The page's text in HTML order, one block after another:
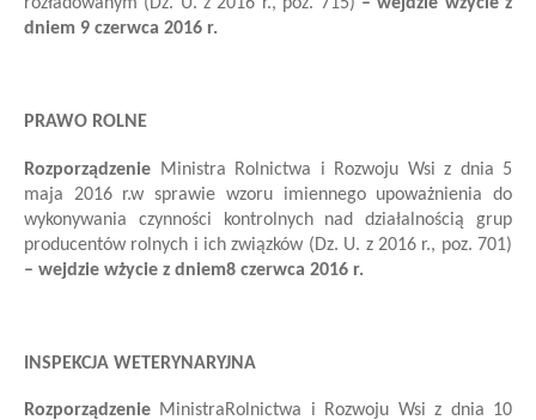
dniem 9 czerwca 2016 r.
PRAWO ROLNE
Rozporządzenie Ministra Rolnictwa i Rozwoju Wsi z dnia 5
maja 2016 r.w sprawie wzoru imiennego upoważnienia do
wykonywania czynności kontrolnych nad działalnością grup
producentów rolnych i ich związków (Dz. U. z 2016 r., poz. 701)
– wejdzie wżycie z dniem8 czerwca 2016 r.
INSPEKCJA WETERYNARYJNA
Rozporządzenie MinistraRolnictwa i Rozwoju Wsiz dnia 10